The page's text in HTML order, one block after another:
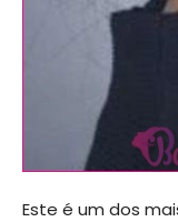
Este é um dos